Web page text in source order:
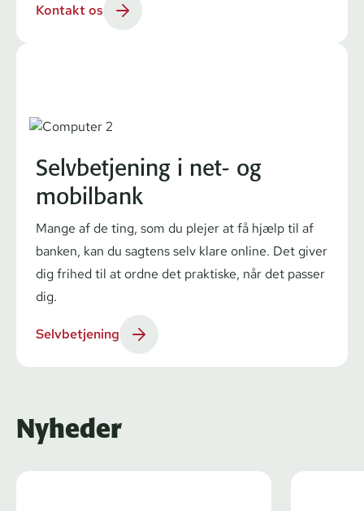
Kontakt os
Selvbetjening i net- og
mobilbank
Mange af de ting, som du plejer at få hjælp til af
banken, kan du sagtens selv klare online. Det giver
dig frihed til at ordne det praktiske, når det passer
dig.
Selvbetjening
Nyheder